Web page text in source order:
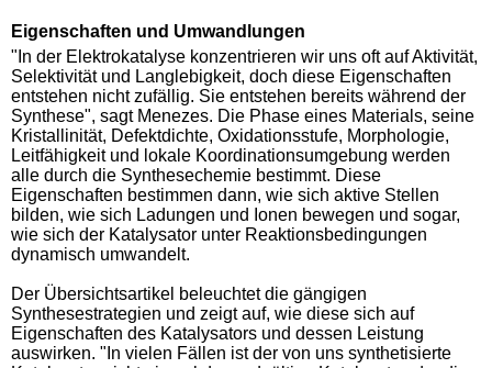
Eigenschaften und Umwandlungen
"In der Elektrokatalyse konzentrieren wir uns oft auf Aktivität,
Selektivität und Langlebigkeit, doch diese Eigenschaften
entstehen nicht zufällig. Sie entstehen bereits während der
Synthese", sagt Menezes. Die Phase eines Materials, seine
Kristallinität, Defektdichte, Oxidationsstufe, Morphologie,
Leitfähigkeit und lokale Koordinationsumgebung werden
alle durch die Synthesechemie bestimmt. Diese
Eigenschaften bestimmen dann, wie sich aktive Stellen
bilden, wie sich Ladungen und Ionen bewegen und sogar,
wie sich der Katalysator unter Reaktionsbedingungen
dynamisch umwandelt.
Der Übersichtsartikel beleuchtet die gängigen
Synthesestrategien und zeigt auf, wie diese sich auf
Eigenschaften des Katalysators und dessen Leistung
auswirken. "In vielen Fällen ist der von uns synthetisierte